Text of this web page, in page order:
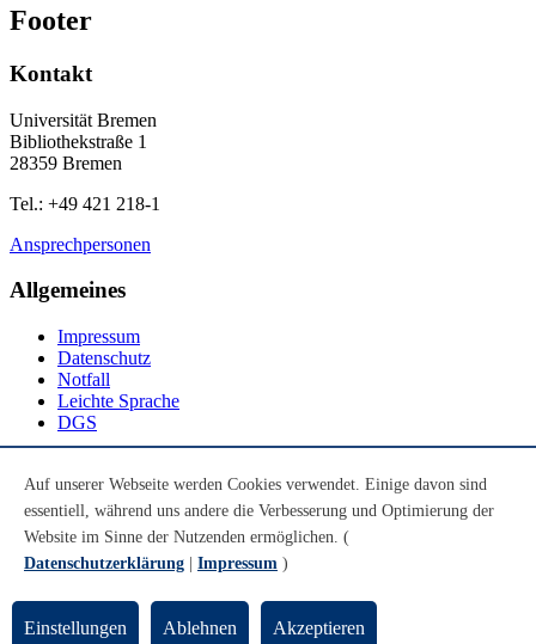
Footer
Kontakt
Universität Bremen
Bibliothekstraße 1
28359 Bremen
Tel.: +49 421 218-1
Ansprechpersonen
Allgemeines
Impressum
Datenschutz
Notfall
Leichte Sprache
DGS
Youtube
Instagram
LinkedIn
© Universität Bremen 2026
Auf unserer Webseite werden Cookies verwendet. Einige davon sind
essentiell, während uns andere die Verbesserung und Optimierung der
Website im Sinne der Nutzenden ermöglichen. (
Datenschutzerklärung
Impressum )
Einstellungen Ablehnen Akzeptieren